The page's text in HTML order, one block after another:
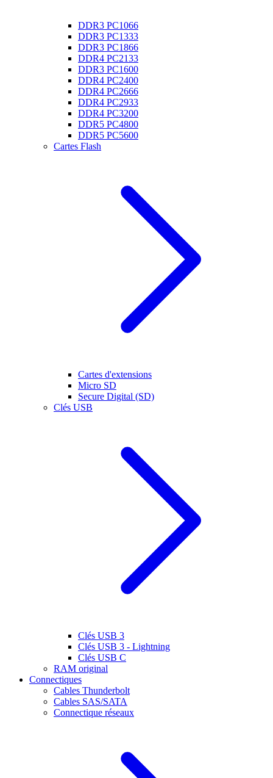
DDR3 PC1066
DDR3 PC1333
DDR3 PC1866
DDR4 PC2133
DDR3 PC1600
DDR4 PC2400
DDR4 PC2666
DDR4 PC2933
DDR4 PC3200
DDR5 PC4800
DDR5 PC5600
Cartes Flash
Cartes d'extensions
Micro SD
Secure Digital (SD)
Clés USB
Clés USB 3
Clés USB 3 - Lightning
Clés USB C
RAM original
Connectiques
Cables Thunderbolt
Cables SAS/SATA
Connectique réseaux